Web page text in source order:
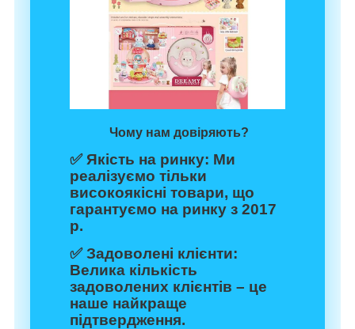
Чому нам довіряють?
✅ Якість на ринку: Ми
реалізуємо тільки
високоякісні товари, що
гарантуємо на ринку з 2017
р.
✅Задоволені клієнти:
Велика кількість
задоволених клієнтів – це
наше найкраще
підтвердження.